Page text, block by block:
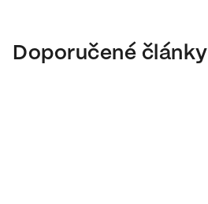
Doporučené články